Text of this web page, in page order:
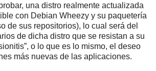
una distro realmente actualizada
con Debian Wheezy y su paquetería
de sus repositorios), lo cual será del
de dicha distro que se resistan a su
o lo que es lo mismo, el deseo
más nuevas de las aplicaciones.